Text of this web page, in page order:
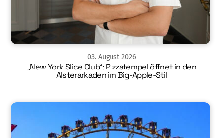
03. August 2026
„New York Slice Club“: Pizzatempel öffnet in den
Alsterarkaden im Big-Apple-Stil